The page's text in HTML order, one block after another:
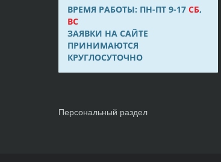
ВРЕМЯ РАБОТЫ: ПН-ПТ 9-17СБ,
ВС
ЗАЯВКИ НА САЙТЕ
ПРИНИМАЮТСЯ
КРУГЛОСУТОЧНО
Персональный раздел